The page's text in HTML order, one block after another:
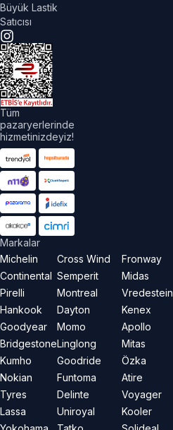
Büyük Lastik
Satıcısı
Tüm
pazaryerlerinde
hizmetinizdeyiz!
Markalar
Michelin
Continental
Pirelli
Hankook
Goodyear
Bridgestone
Kumho
Nokian
Tyres
Lassa
Cross Wind
Semperit
Montreal
Dayton
Momo
Linglong
Goodride
Funtoma
Delinte
Uniroyal
Fronway
Midas
Vredestein
Kenex
Apollo
Mitas
Özka
Atire
Voyager
Kooler